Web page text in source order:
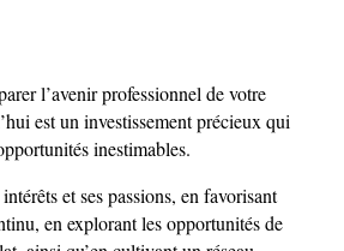
l’avenir professionnel de votre
est un investissement précieux qui
inestimables.
et ses passions, en favorisant
en explorant les opportunités de